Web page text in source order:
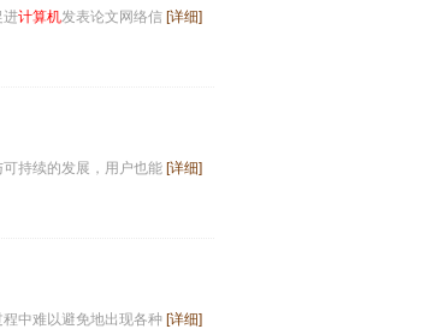
进计算机发表论文网络信 [详细]
持续的发展，用户也能 [详细]
中难以避免地出现各种 [详细]